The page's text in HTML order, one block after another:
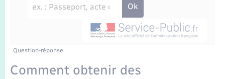
Etat-civil - Papiers - Citoyenneté
Parrainage civil
Transports scolaires
Travaux - Autorisation d’occupation de l’espace
Plan interactif
Question-réponse
Comment obtenir des